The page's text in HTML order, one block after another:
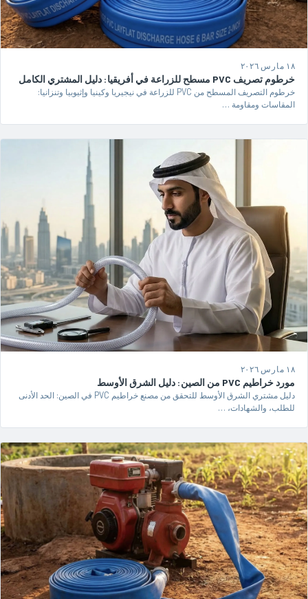
١٨ مارس ٢٠٢٦
خرطوم تصريف PVC مسطح للزراعة في أفريقيا: دليل المشتري الكامل
خرطوم التصريف المسطح من PVC للزراعة في نيجيريا وكينيا وإثيوبيا وتنزانيا:
المقاسات ومقاومة …
١٨ مارس ٢٠٢٦
مورد خراطيم PVC من الصين: دليل الشرق الأوسط
دليل مشتري الشرق الأوسط للتحقق من مصنع خراطيم PVC في الصين: الحد الأدنى
للطلب، والشهادات، …